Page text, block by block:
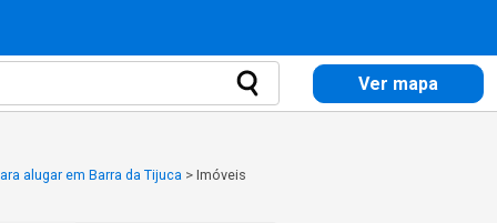
Ver mapa
alugar em Barra da Tijuca > Imóveis